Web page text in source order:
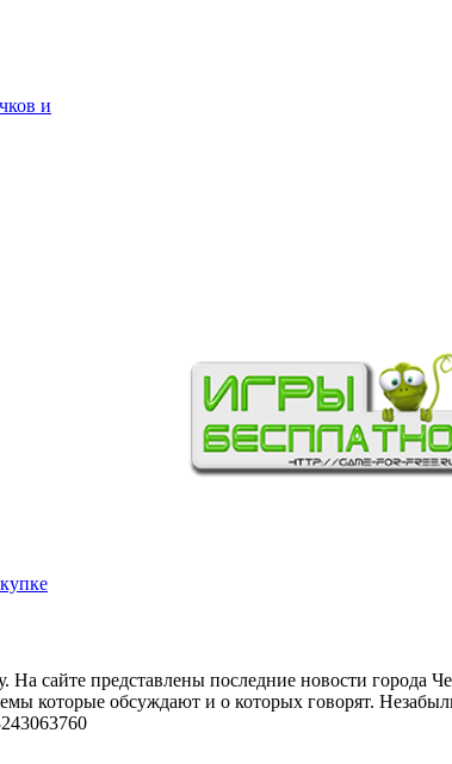
и
сайте представлены последние новости города
которые обсуждают и о которых говорят.